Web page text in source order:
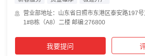
营业部地址：山东省日照市东港区泰安路197
1#B栋（A8）二楼 邮编:276800
我要提问